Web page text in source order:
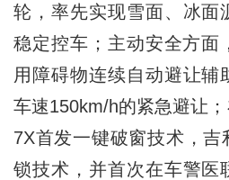
轮，率先实现雪面、冰面
稳定控车；主动安全方面
用障碍物连续自动避让辅
车速150km/h的紧急避让
7X首发一键破窗技术，
锁技术，并首次在车警医